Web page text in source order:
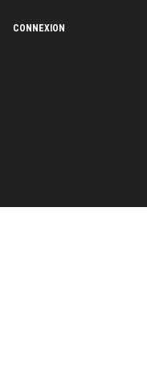
CONNEXION